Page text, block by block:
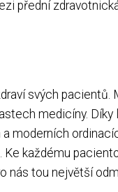
přední
svých
medicíny.
moderních
každému
nás tou největší